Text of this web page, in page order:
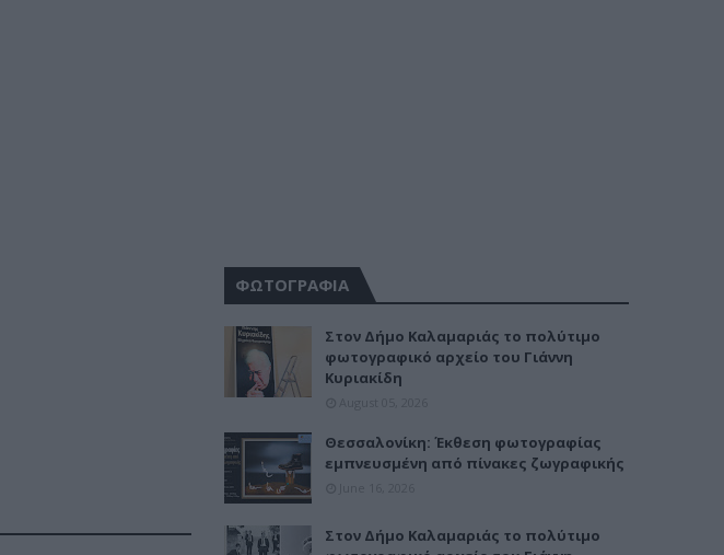
ΦΩΤΟΓΡΑΦΙΑ
Στον Δήμο Καλαμαριάς το πολύτιμο
φωτογραφικό αρχείο του Γιάννη
Κυριακίδη
Θεσσαλονίκη: Έκθεση φωτογραφίας
εμπνευσμένη από πίνακες ζωγραφικής
Στον Δήμο Καλαμαριάς το πολύτιμο